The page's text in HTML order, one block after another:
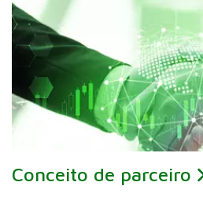
Conceito de parceiro